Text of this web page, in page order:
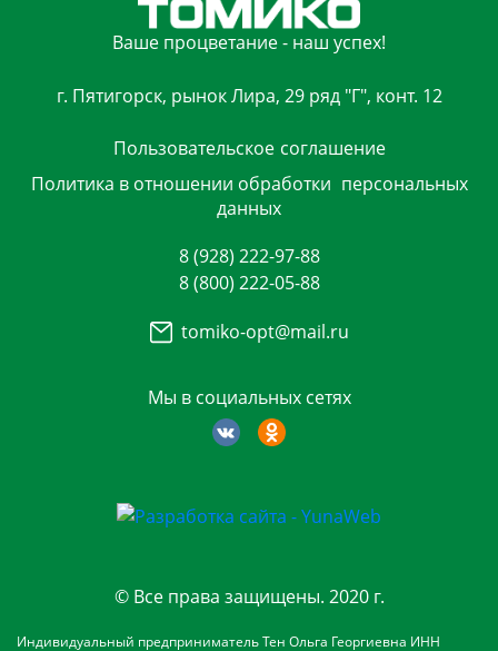
Ваше процветание - наш успех!
г. Пятигорск, рынок Лира, 29 ряд "Г", конт. 12
Пользовательское соглашение
Политика в отношении обработки персональных
данных
Мы в социальных сетях
8 (928) 222-97-88
8 (800) 222-05-88
tomiko-opt@mail.ru
© Все права защищены. 2020 г.
Индивидуальный предприниматель Тен Ольга Георгиевна ИНН